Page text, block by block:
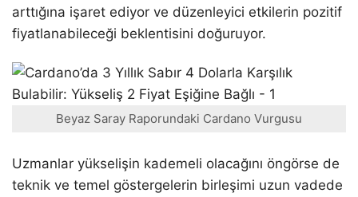
arttığına işaret ediyor ve düzenleyici etkilerin pozitif
fiyatlanabileceği beklentisini doğuruyor.
Beyaz Saray Raporundaki Cardano Vurgusu
Uzmanlar yükselişin kademeli olacağını öngörse de
teknik ve temel göstergelerin birleşimi uzun vadede